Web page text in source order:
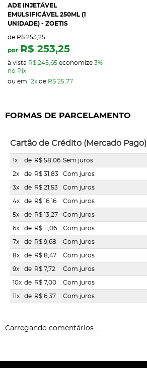
ADE INJETÁVEL
EMULSIFICÁVEL 250ML (1
UNIDADE) - ZOETIS
de R$ 253,25
por R$ 253,25
à vista R$ 245,65 economize 3%
no Pix
ou em
12x de R$ 25,77
FORMAS DE PARCELAMENTO
Cartão de Crédito (Mercado Pago)
1x de R$ 58,06 Sem juros
2x de R$ 31,83 Com juros
3x de R$ 21,53 Com juros
4x de R$ 16,16 Com juros
5x de R$ 13,27 Com juros
6x de R$ 11,06 Com juros
7x de R$ 9,68 Com juros
8x de R$ 8,47 Com juros
9x de R$ 7,72 Com juros
10x de R$ 7,00 Com juros
11x de R$ 6,37 Com juros
Carregando comentários ...